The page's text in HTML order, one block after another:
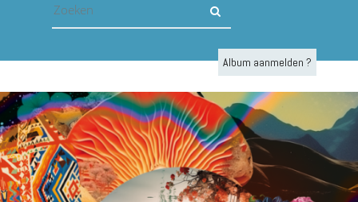
Album aanmelden ?